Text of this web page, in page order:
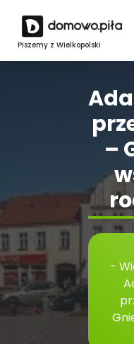
content
Piszemy z Wielkopolski
–
-